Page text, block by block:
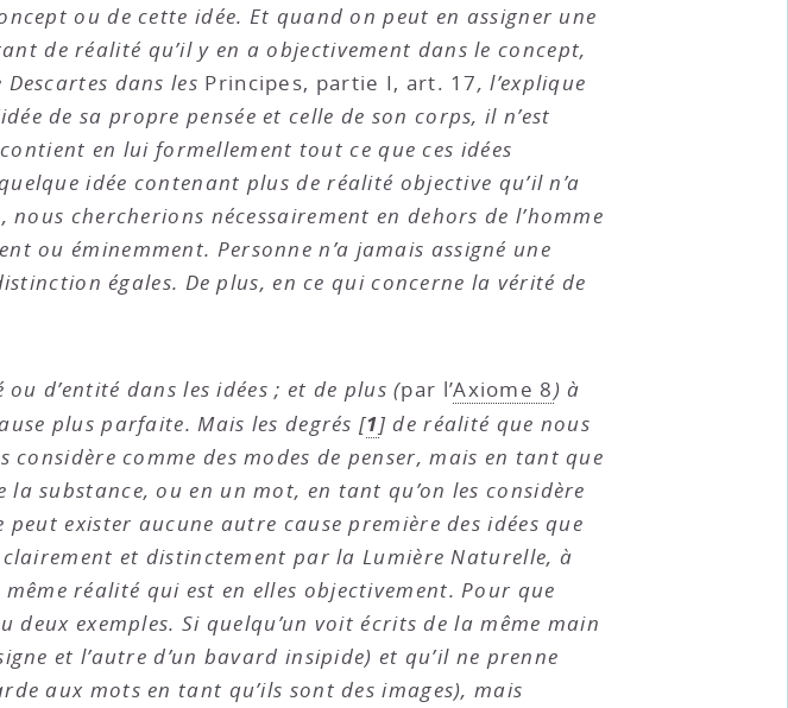
ou de cette idée. Et quand on peut en assigner une
de réalité qu’il y en a objectivement dans le concept,
dans les Principes, partie I, art. 17, l’explique
de sa propre pensée et celle de son corps, il n’est
en lui formellement tout ce que ces idées
idée contenant plus de réalité objective qu’il n’a
chercherions nécessairement en dehors de l’homme
ou éminemment. Personne n’a jamais assigné une
égales. De plus, en ce qui concerne la vérité de
d’entité dans les idées ; et de plus (par l’Axiome 8) à
plus parfaite. Mais les degrés [1] de réalité que nous
considère comme des modes de penser, mais en tant que
la substance, ou en un mot, en tant qu’on les considère
exister aucune autre cause première des idées que
et distinctement par la Lumière Naturelle, à
réalité qui est en elles objectivement. Pour que
exemples. Si quelqu’un voit écrits de la même main
et l’autre d’un bavard insipide) et qu’il ne prenne
aux mots en tant qu’ils sont des images), mais